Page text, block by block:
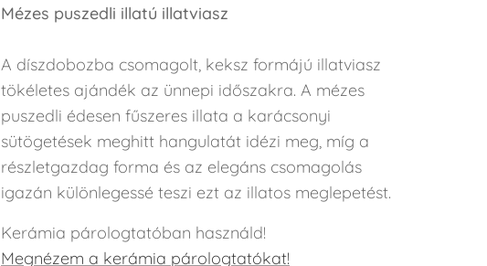
Mézes puszedli illatú illatviasz
A díszdobozba csomagolt, keksz formájú illatviasz
tökéletes ajándék az ünnepi időszakra. A mézes
puszedli édesen fűszeres illata a karácsonyi
sütögetések meghitt hangulatát idézi meg, míg a
részletgazdag forma és az elegáns csomagolás
igazán különlegessé teszi ezt az illatos meglepetést.
Kerámia párologtatóban használd!
Megnézem a kerámia párologtatókat!